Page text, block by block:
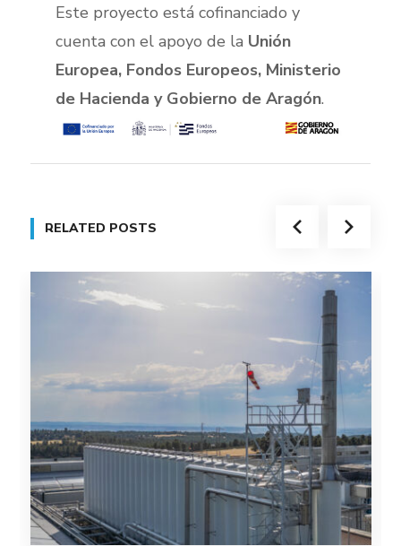
Este proyecto está cofinanciado y
cuenta con el apoyo de la Unión
Europea, Fondos Europeos, Ministerio
de Hacienda y Gobierno de Aragón.
RELATED POSTS